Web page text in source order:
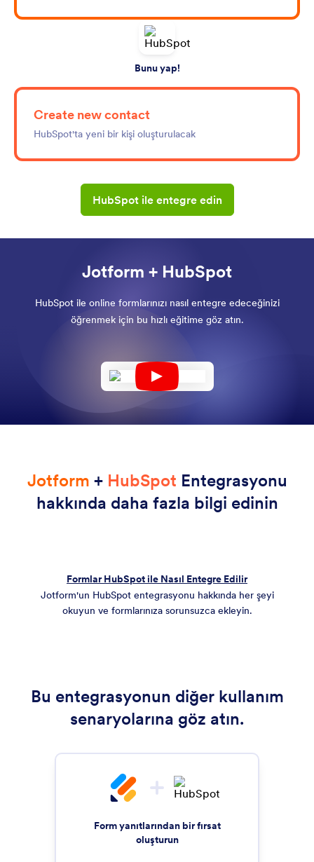
Bunu yap!
Create new contact
HubSpot'ta yeni bir kişi oluşturulacak
HubSpot ile entegre edin
Jotform + HubSpot
HubSpot ile online formlarınızı nasıl entegre edeceğinizi
öğrenmek için bu hızlı eğitime göz atın.
Jotform + HubSpot Entegrasyonu
hakkında daha fazla bilgi edinin
Formlar HubSpot ile Nasıl Entegre Edilir
Jotform'un HubSpot entegrasyonu hakkında her şeyi
okuyun ve formlarınıza sorunsuzca ekleyin.
Bu entegrasyonun diğer kullanım
senaryolarına göz atın.
Form yanıtlarından bir fırsat
oluşturun